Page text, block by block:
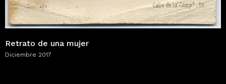
Retrato de una mujer
Diciembre 2017